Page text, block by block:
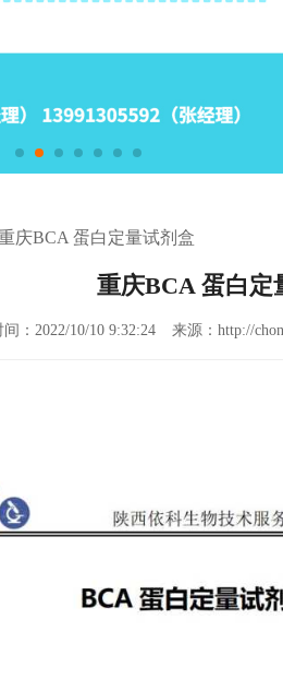
庆BCA 蛋白定量试剂盒
重庆BCA 蛋白定
：2022/10/10 9:32:24 来源：http://